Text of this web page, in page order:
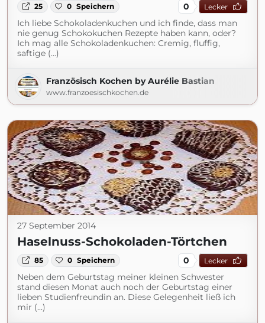
25 0 Speichern 0 Lecker
Ich liebe Schokoladenkuchen und ich finde, dass man
nie genug Schokokuchen Rezepte haben kann, oder?
Ich mag alle Schokoladenkuchen: Cremig, fluffig,
saftige (...)
Französisch Kochen by Aurélie Bastian
www.franzoesischkochen.de
27 September 2014
Haselnuss-Schokoladen-Törtchen
85 0 Speichern 0 Lecker
Neben dem Geburtstag meiner kleinen Schwester
stand diesen Monat auch noch der Geburtstag einer
lieben Studienfreundin an. Diese Gelegenheit ließ ich
mir (...)